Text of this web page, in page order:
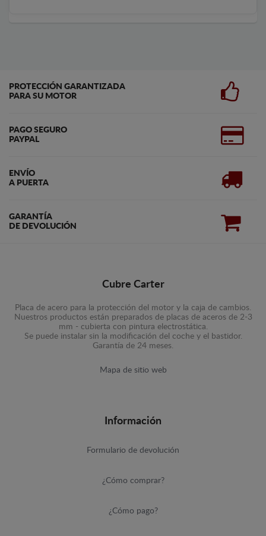
PROTECCIÓN GARANTIZADA
PARA SU MOTOR
PAGO SEGURO
PAYPAL
ENVÍO
A PUERTA
GARANTÍA
DE DEVOLUCIÓN
Cubre Carter
Placa de acero para la protección del motor y la caja de cambios.
Nuestros productos están preparados de placas de aceros de 2-3
mm - cubierta con pintura electrostática.
Se puede instalar sin la modificación del coche y el bastidor.
Garantía de 24 meses.
Mapa de sitio web
Información
Formulario de devolución
¿Cómo comprar?
¿Cómo pago?